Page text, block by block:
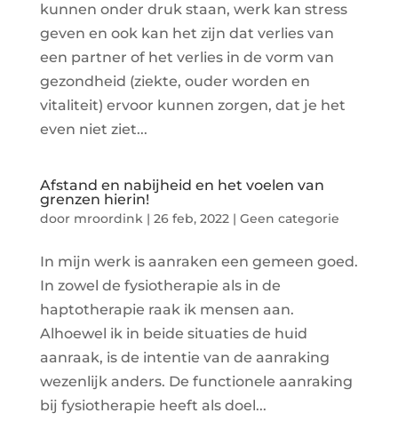
kunnen onder druk staan, werk kan stress
geven en ook kan het zijn dat verlies van
een partner of het verlies in de vorm van
gezondheid (ziekte, ouder worden en
vitaliteit) ervoor kunnen zorgen, dat je het
even niet ziet...
Afstand en nabijheid en het voelen van
grenzen hierin!
door mroordink| 26 feb, 2022| Geen categorie
In mijn werk is aanraken een gemeen goed.
In zowel de fysiotherapie als in de
haptotherapie raak ik mensen aan.
Alhoewel ik in beide situaties de huid
aanraak, is de intentie van de aanraking
wezenlijk anders. De functionele aanraking
bij fysiotherapie heeft als doel...